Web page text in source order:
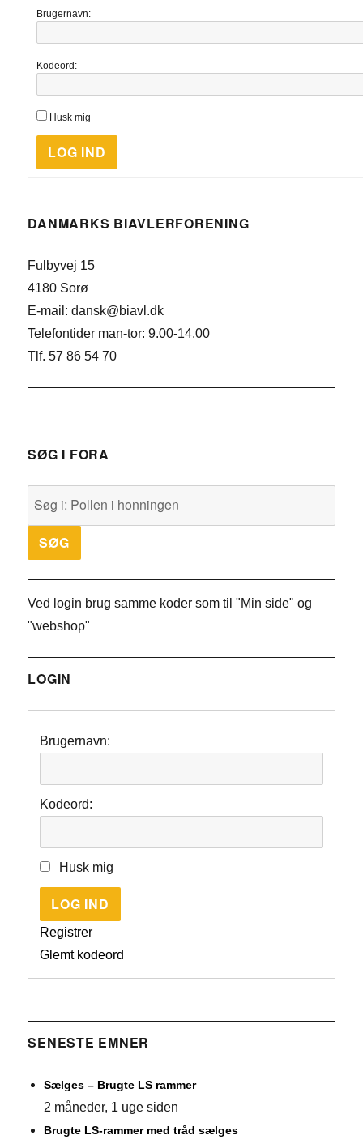
Brugernavn:
Kodeord:
Husk mig
LOG IND
DANMARKS BIAVLERFORENING
Fulbyvej 15
4180 Sorø
E-mail: dansk@biavl.dk
Telefontider man-tor: 9.00-14.00
Tlf. 57 86 54 70
SØG I FORA
Ved login brug samme koder som til "Min side" og
"webshop"
LOGIN
Brugernavn:
Kodeord:
Husk mig
LOG IND
Registrer
Glemt kodeord
SENESTE EMNER
Sælges – Brugte LS rammer
2 måneder, 1 uge siden
Brugte LS-rammer med tråd sælges